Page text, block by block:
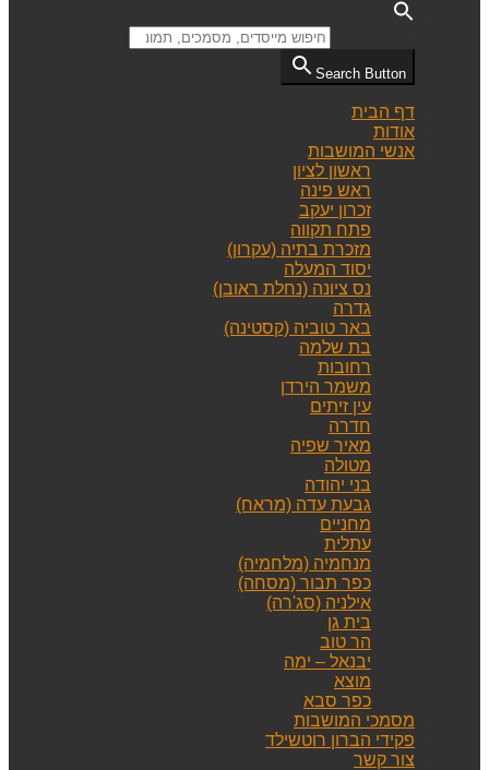
Search Button
דף הבית
אודות
אנשי המושבות
ראשון לציון
ראש פינה
זכרון יעקב
פתח תקווה
מזכרת בתיה (עקרון)
יסוד המעלה
נס ציונה (נחלת ראובן)
גדרה
באר טוביה (קסטינה)
בת שלמה
רחובות
משמר הירדן
עין זיתים
חדרה
מאיר שפיה
מטולה
בני יהודה
גבעת עדה (מראח)
מחניים
עתלית
מנחמיה (מלחמיה)
כפר תבור (מסחה)
אילניה (סג'רה)
בית גן
הר טוב
יבנאל – ימה
מוצא
כפר סבא
מסמכי המושבות
פקידי הברון רוטשילד
צור קשר